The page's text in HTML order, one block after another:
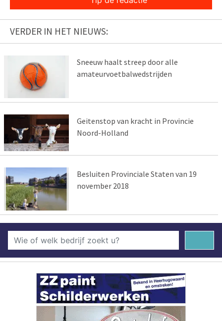
VERDER IN HET NIEUWS:
Sneeuw haalt streep door alle
amateurvoetbalwedstrijden
Geitenstop van kracht in Provincie
Noord-Holland
Besluiten Provinciale Staten van 19
november 2018